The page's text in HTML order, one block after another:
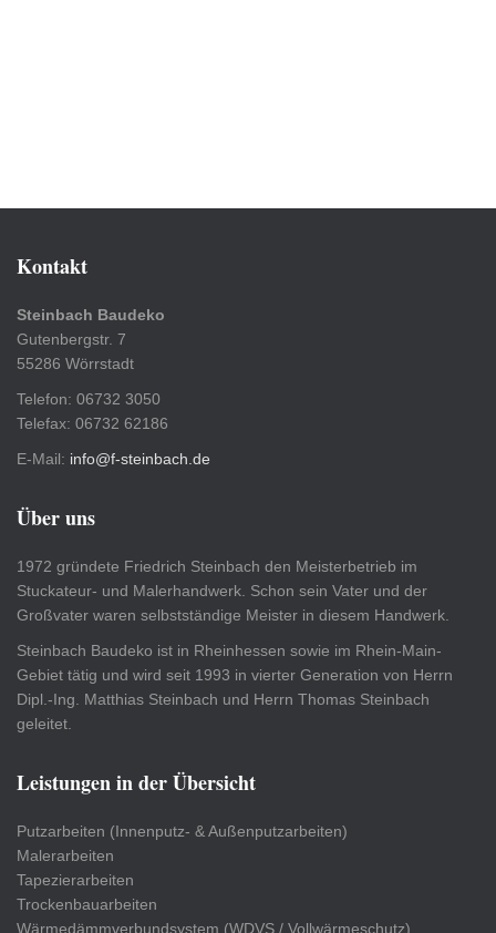
Kontakt
Steinbach Baudeko
Gutenbergstr. 7
55286 Wörrstadt
Telefon: 06732 3050
Telefax: 06732 62186
E-Mail: info@f-steinbach.de
Über uns
1972 gründete Friedrich Steinbach den Meisterbetrieb im
Stuckateur- und Malerhandwerk. Schon sein Vater und der
Großvater waren selbstständige Meister in diesem Handwerk.
Steinbach Baudeko ist in Rheinhessen sowie im Rhein-Main-
Gebiet tätig und wird seit 1993 in vierter Generation von Herrn
Dipl.-Ing. Matthias Steinbach und Herrn Thomas Steinbach
geleitet.
Leistungen in der Übersicht
Putzarbeiten (Innenputz- & Außenputzarbeiten)
Malerarbeiten
Tapezierarbeiten
Trockenbauarbeiten
Wärmedämmverbundsystem (WDVS / Vollwärmeschutz)